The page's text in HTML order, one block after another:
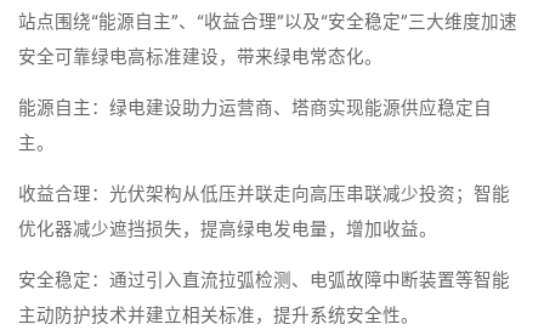
站点围绕“能源自主”、“收益合理”以及“安全稳定”三大维度加速
安全可靠绿电高标准建设，带来绿电常态化。
能源自主：绿电建设助力运营商、塔商实现能源供应稳定自
主。
收益合理：光伏架构从低压并联走向高压串联减少投资；智能
优化器减少遮挡损失，提高绿电发电量，增加收益。
安全稳定：通过引入直流拉弧检测、电弧故障中断装置等智能
主动防护技术并建立相关标准，提升系统安全性。